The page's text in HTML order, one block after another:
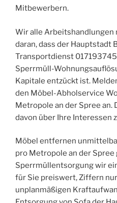
Mitbewerbern.
Wir alle Arbeitshandlungen
daran, dass der Hauptstadt
Transportdienst
Sperrmüll-
Kapitale entzückt ist.
den Möbel-Abholservice
Metropole an der Spree an.
davon über Ihre Interessen
Möbel entfernen
pro Metropole an der Spree
Sperrmüllentsorgung wir
für Sie preiswert, Ziffern
unplanmäßigen